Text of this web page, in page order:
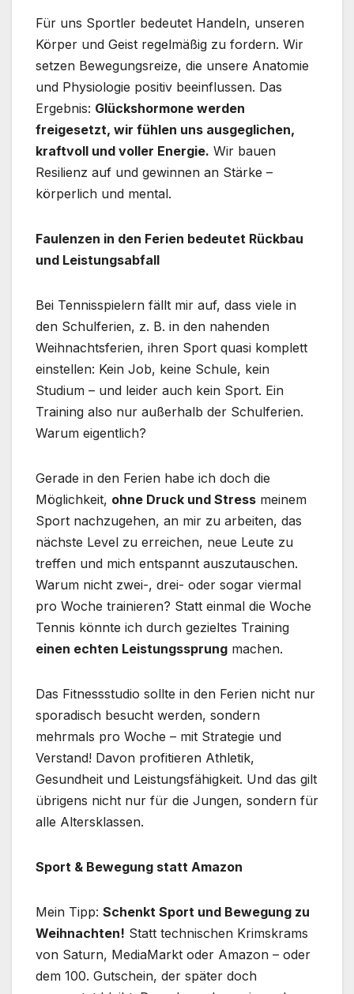
Für uns Sportler bedeutet Handeln, unseren
Körper und Geist regelmäßig zu fordern. Wir
setzen Bewegungsreize, die unsere Anatomie
und Physiologie positiv beeinflussen. Das
Ergebnis: Glückshormone werden
freigesetzt, wir fühlen uns ausgeglichen,
kraftvoll und voller Energie. Wir bauen
Resilienz auf und gewinnen an Stärke –
körperlich und mental.
Faulenzen in den Ferien bedeutet Rückbau
und Leistungsabfall
Bei Tennisspielern fällt mir auf, dass viele in
den Schulferien, z. B. in den nahenden
Weihnachtsferien, ihren Sport quasi komplett
einstellen: Kein Job, keine Schule, kein
Studium – und leider auch kein Sport. Ein
Training also nur außerhalb der Schulferien.
Warum eigentlich?
Gerade in den Ferien habe ich doch die
Möglichkeit, ohne Druck und Stress meinem
Sport nachzugehen, an mir zu arbeiten, das
nächste Level zu erreichen, neue Leute zu
treffen und mich entspannt auszutauschen.
Warum nicht zwei-, drei- oder sogar viermal
pro Woche trainieren? Statt einmal die Woche
Tennis könnte ich durch gezieltes Training
einen echten Leistungssprung machen.
Das Fitnessstudio sollte in den Ferien nicht nur
sporadisch besucht werden, sondern
mehrmals pro Woche – mit Strategie und
Verstand! Davon profitieren Athletik,
Gesundheit und Leistungsfähigkeit. Und das gilt
übrigens nicht nur für die Jungen, sondern für
alle Altersklassen.
Sport & Bewegung statt Amazon
Mein Tipp: Schenkt Sport und Bewegung zu
Weihnachten! Statt technischen Krimskrams
von Saturn, MediaMarkt oder Amazon – oder
dem 100. Gutschein, der später doch